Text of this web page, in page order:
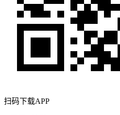
扫码下载APP